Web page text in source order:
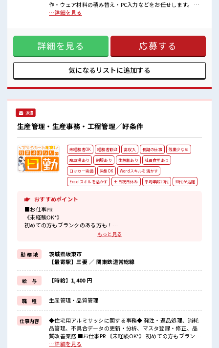
制服があるので事前準備不要♪
空調完備で年中カイテキ☆
最寄り駅から徒歩圏内！
キバツ過ぎはNGですが髪のカラーOK♪
作・ウェア材料の積み替え・PC入力などをお任せします。 ■
お仕事PR ＼＼お休みは「シフト制」// シフト制...というとチ
OK ・「土日祝休み」にあたることもあり しっかり稼げる高
収入のお仕事！ 初めての方でも安心！ 担当がしっかりバック
アップします。 ≪こんな方にオススメ≫ ・期間従業員など製
造業の工場勤務に興味がある方。 ・高収入で働きたい方。 ・
担当者のサポートが必要な方。 ≪動きやすい制服アリ≫ 制服
があるので事前準備不要♪ ■職場の雰囲気 カフェテリア方式
り駅から徒歩圏内！ キバツ過ぎはNGですが髪のカラーOK♪
…詳細を見る
詳細を見る 応募する
気になるリストに追加する
派遣
生産管理・生産事務・工程管理／好条件
未経験者OK 経験者歓迎 高収入 長期の仕事
残業少なめ
駐車場あり
制服あり 休憩室あり
社員食堂あり
ロッカー完備
染髪OK
Wordスキルを活かす
Excelスキルを活かす
土日祝日休み 平均年齢20代 30代が活躍
おすすめポイント
■お仕事PR
《未経験OK*》
初めての方もブランクのある方も！
もちろん経験者も大カンゲイ★
ルUP・ステップUP目指していきましょう！
《土日祝がお休み*》
お休みが決まっているので先の予定もたてやすい！
残業も月10時間未満と少なめなのでプライベートも充実◎
《フォロー体制バッチリ*》
新しいことにチャレンジするのは不安だけど、
担当がしっかりサポートしてくれるので安心！
なにか困ったことがあればすぐに相談してくださいね♪
■職場の雰囲気
女性の方も多数活躍中☆
もっと見る
勤 務 地
茨城県坂東市
【最寄駅】三妻 ／ 関東鉄道常総線
給 与 【時給】1,400 円
職 種 生産管理・品質管理
仕事内容
◆住宅用アルミサッシに関する事務◆ 発注・返品処理、消耗
品管理、不具合データの更新・分析、マスタ登録・修正、品
質改善業務 ■お仕事PR 《未経験OK*》 初めての方もブランク
のある方も！ もちろん経験者も大カンゲイ★ パソコンも触る
…詳細を見る